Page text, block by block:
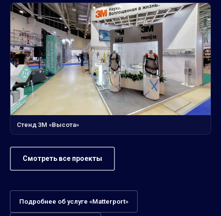
Стенд 3М «Высота»
Смотреть все проекты
Подробнее об услуге «Matterport»